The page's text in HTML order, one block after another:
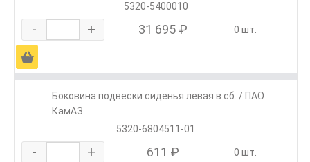
5320-5400010
- + 31 695 ₽ 0 шт.
Ä
Боковина подвески сиденья левая в сб. / ПАО
КамАЗ
5320-6804511-01
- + 611 ₽ 0 шт.